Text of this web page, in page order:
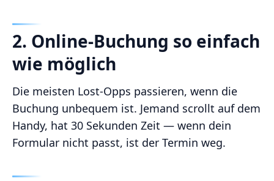
2. Online‑Buchung so einfach
wie möglich
Die meisten Lost‑Opps passieren, wenn die
Buchung unbequem ist. Jemand scrollt auf dem
Handy, hat 30 Sekunden Zeit — wenn dein
Formular nicht passt, ist der Termin weg.